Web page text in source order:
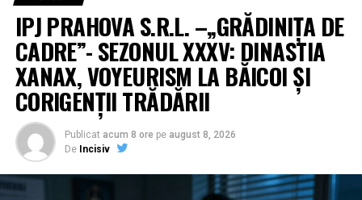
IPJ PRAHOVA S.R.L. –„GRĂDINIȚA DE
CADRE”- SEZONUL XXXV: DINASTIA
XANAX, VOYEURISM LA BĂICOI ȘI
CORIGENȚII TRĂDĂRII
Publicat acum 8 ore pe august 8, 2026
De Incisiv